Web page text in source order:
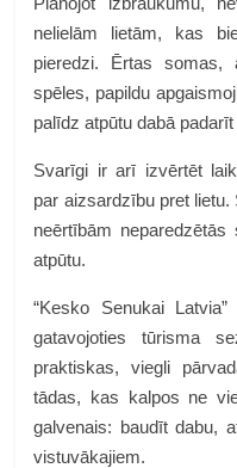
nelielām lietām, kas
pieredzi. Ērtas somas,
spēles, papildu
palīdz atpūtu dabā
Svarīgi ir arī izvērtēt
par aizsardzību pret
neērtībām
atpūtu.
“Kesko Senukai
gatavojoties tūrisma
praktiskas, viegli
tādas, kas kalpos ne
galvenais: baudīt dabu,
vistuvākajiem.